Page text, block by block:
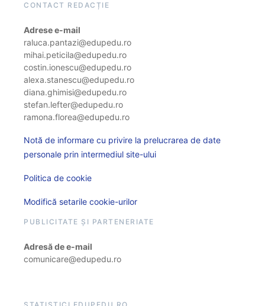
CONTACT REDACȚIE
Adrese e-mail
raluca.pantazi@edupedu.ro
mihai.peticila@edupedu.ro
costin.ionescu@edupedu.ro
alexa.stanescu@edupedu.ro
diana.ghimisi@edupedu.ro
stefan.lefter@edupedu.ro
ramona.florea@edupedu.ro
Notă de informare cu privire la prelucrarea de date
personale prin intermediul site-ului
Politica de cookie
Modifică setarile cookie-urilor
PUBLICITATE ȘI PARTENERIATE
Adresă de e-mail
comunicare@edupedu.ro